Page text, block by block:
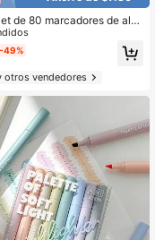
de 80 marcadores de alco
dobles (punta cincel
base de alcohol para dibuj
para niños y adultos
-49%
vendedores